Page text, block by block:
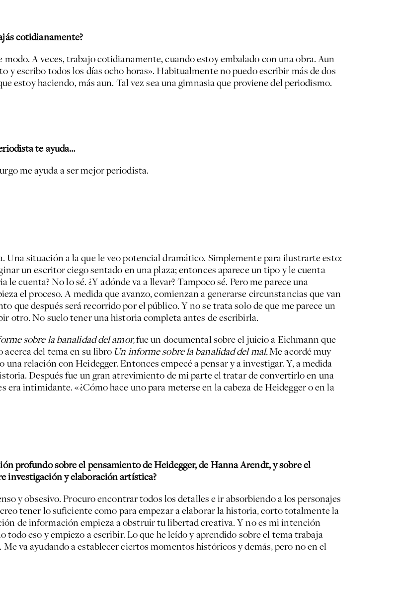
cotidianamente?
A veces, trabajo cotidianamente, cuando estoy embalado con una obra. Aun
y escribo todos los días ocho horas». Habitualmente no puedo escribir más de dos
estoy haciendo, más aun. Tal vez sea una gimnasia que proviene del periodismo.
te ayuda…
me ayuda a ser mejor periodista.
Una situación a la que le veo potencial dramático. Simplemente para ilustrarte esto:
un escritor ciego sentado en una plaza; entonces aparece un tipo y le cuenta
cuenta? No lo sé. ¿Y adónde va a llevar? Tampoco sé. Pero me parece una
el proceso. A medida que avanzo, comienzan a generarse circunstancias que van
que después será recorrido por el público. Y no se trata solo de que me parece un
otro. No suelo tener una historia completa antes de escribirla.
sobre la banalidad del amor,fue un documental sobre el juicio a Eichmann que
del tema en su libro Un informe sobre la banalidad del mal.Me acordé muy
relación con Heidegger. Entonces empecé a pensar y a investigar. Y, a medida
Después fue un gran atrevimiento de mi parte el tratar de convertirlo en una
era intimidante. «¿Cómo hace uno para meterse en la cabeza de Heidegger o en la
profundo sobre el pensamiento de Heidegger, de Hanna Arendt, y sobre el
investigación y elaboración artística?
y obsesivo. Procuro encontrar todos los detalles e ir absorbiendo a los personajes
tener lo suficiente como para empezar a elaborar la historia, corto totalmente la
de información empieza a obstruir tu libertad creativa. Y no es mi intención
eso y empiezo a escribir. Lo que he leído y aprendido sobre el tema trabaja
va ayudando a establecer ciertos momentos históricos y demás, pero no en el